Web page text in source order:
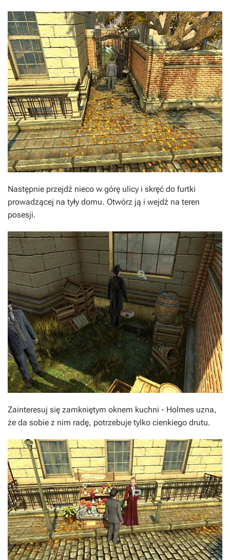
Następnie przejdź nieco w górę ulicy i skręć do furtki
prowadzącej na tyły domu. Otwórz ją i wejdź na teren
posesji.
Zainteresuj się zamkniętym oknem kuchni - Holmes uzna,
że da sobie z nim radę, potrzebuje tylko cienkiego drutu.